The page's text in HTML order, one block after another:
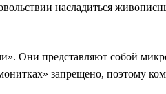
насладиться
Они представляют собой
запрещено, поэтому